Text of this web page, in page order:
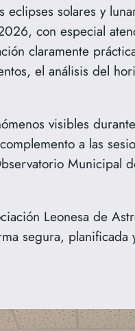
solares y
con especial
claramente
el análisis del
visibles
a las
Municipal
Leonesa de
segura, planificada